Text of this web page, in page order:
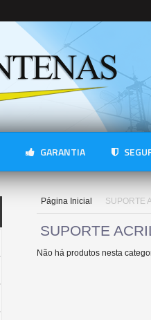
GARANTIA
Página Inicial SUPORTE
SUPORTE
Não há produtos nesta